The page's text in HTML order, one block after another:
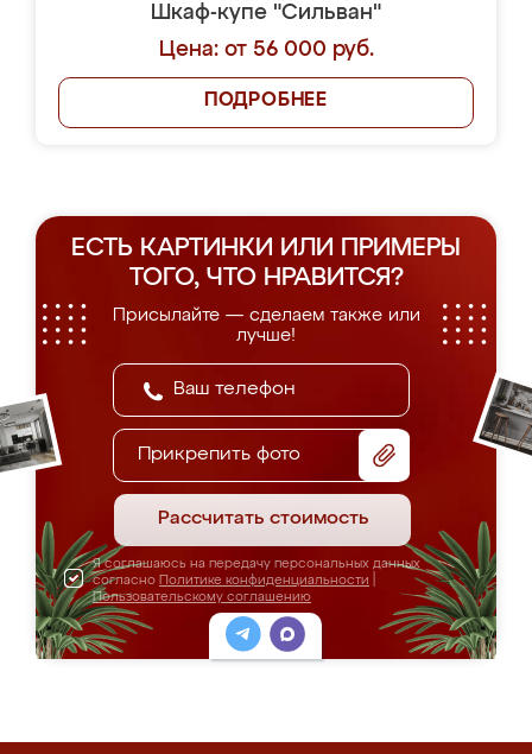
Шкаф-купе "Сильван"
Цена: от 56 000 руб.
ПОДРОБНЕЕ
ЕСТЬ КАРТИНКИ ИЛИ ПРИМЕРЫ
ТОГО, ЧТО НРАВИТСЯ?
Присылайте — сделаем также или
лучше!
Прикрепить фото
Рассчитать стоимость
Я соглашаюсь на передачу персональных данных
согласно Политике конфиденциальности
Пользовательскому соглашению